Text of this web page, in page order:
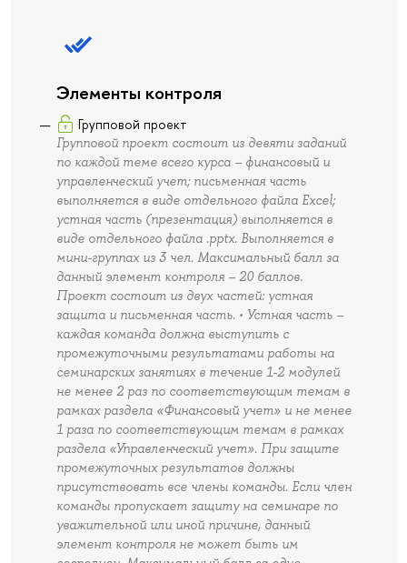
Элементы контроля
Групповой проект
Групповой проект состоит из девяти заданий
по каждой теме всего курса – финансовый и
управленческий учет; письменная часть
выполняется в виде отдельного файла Excel;
устная часть (презентация) выполняется в
виде отдельного файла .pptx. Выполняется в
мини-группах из 3 чел. Максимальный балл за
данный элемент контроля – 20 баллов.
Проект состоит из двух частей: устная
защита и письменная часть. • Устная часть –
каждая команда должна выступить с
промежуточными результатами работы на
семинарских занятиях в течение 1-2 модулей
не менее 2 раз по соответствующим темам в
рамках раздела «Финансовый учет» и не менее
1 раза по соответствующим темам в рамках
раздела «Управленческий учет». При защите
промежуточных результатов должны
присутствовать все члены команды. Если член
команды пропускает защиту на семинаре по
уважительной или иной причине, данный
элемент контроля не может быть им